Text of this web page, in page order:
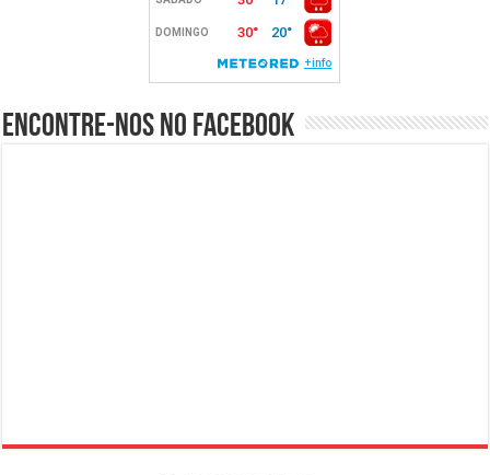
Encontre-nos no Facebook